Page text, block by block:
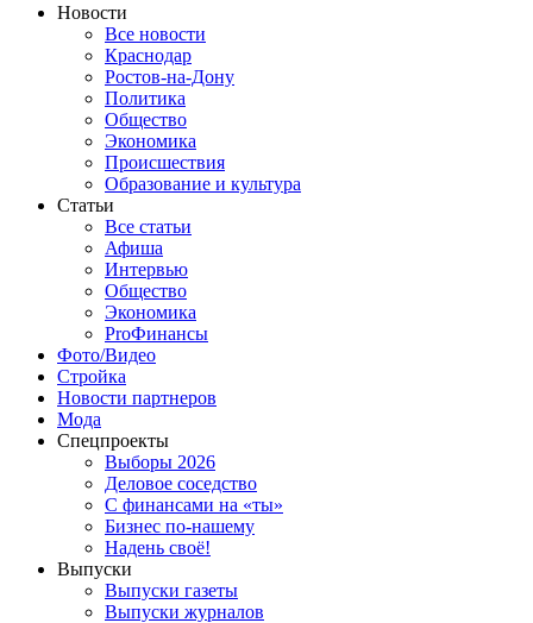
Новости
Все новости
Краснодар
Ростов-на-Дону
Политика
Общество
Экономика
Происшествия
Образование и культура
Статьи
Все статьи
Афиша
Интервью
Общество
Экономика
ProФинансы
Фото/Видео
Стройка
Новости партнеров
Мода
Спецпроекты
Выборы 2026
Деловое соседство
С финансами на «ты»
Бизнес по-нашему
Надень своё!
Выпуски
Выпуски газеты
Выпуски журналов